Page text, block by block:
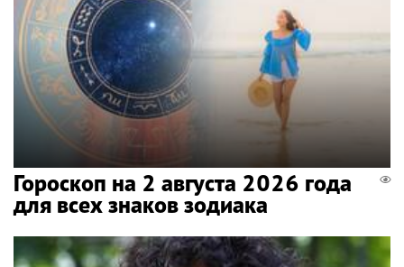
Гороскоп на 2 августа 2026 года
для всех знаков зодиака